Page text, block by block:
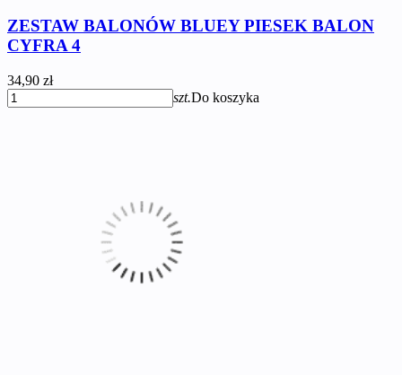
ZESTAW BALONÓW BLUEY PIESEK BALON
CYFRA 4
34,90 zł
szt.Do koszyka